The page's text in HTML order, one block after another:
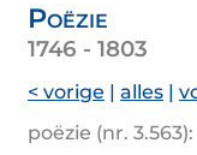
Poëzie
1746 - 1803
< vorige | alles |
poëzie (nr. 3.563):